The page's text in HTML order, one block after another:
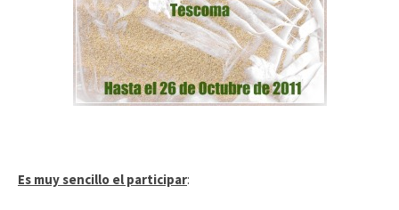
Es muy sencillo el participar: